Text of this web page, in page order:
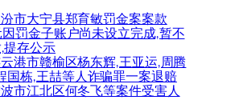
市大宁县郑育敏罚金案案款
因罚金子账户尚未设立完成,暂不
提存公示
港市赣榆区杨东辉,王亚运,周腾
国栋,王喆等人诈骗罪一案退赔
市江北区何冬飞等案件受害人